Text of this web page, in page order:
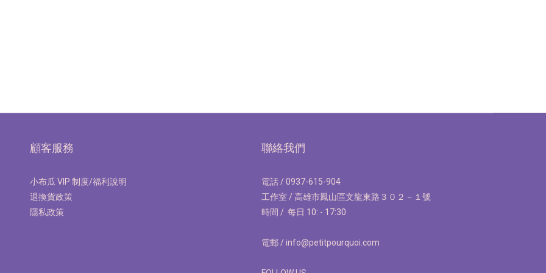
顧客服務
小布瓜 VIP 制度/福利說明
退換貨政策
隱私政策
聯絡我們
電話 / 0937-615-904
工作室 / 高雄市鳳山區文龍東路３０２－１號
時間 / 每日 10: - 17:30
電郵 / info@petitpourquoi.com